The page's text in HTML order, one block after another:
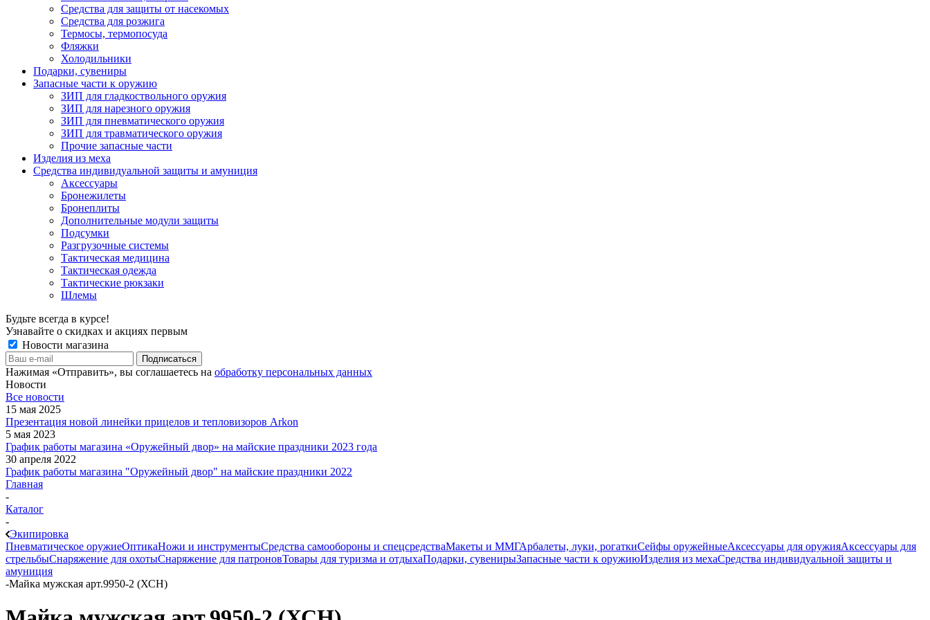
Средства для защиты от насекомых
Средства для розжига
Термосы, термопосуда
Фляжки
Холодильники
Подарки, сувениры
Запасные части к оружию
ЗИП для гладкоствольного оружия
ЗИП для нарезного оружия
ЗИП для пневматического оружия
ЗИП для травматического оружия
Прочие запасные части
Изделия из меха
Средства индивидуальной защиты и амуниция
Аксессуары
Бронежилеты
Бронеплиты
Дополнительные модули защиты
Подсумки
Разгрузочные системы
Тактическая медицина
Тактическая одежда
Тактические рюкзаки
Шлемы
Будьте всегда в курсе!
Узнавайте о скидках и акциях первым
Новости магазина
Нажимая «Отправить», вы соглашаетесь на обработку персональных данных
Новости
Все новости
15 мая 2025
Презентация новой линейки прицелов и тепловизоров Arkon
5 мая 2023
График работы магазина «Оружейный двор» на майские праздники 2023 года
30 апреля 2022
График работы магазина "Оружейный двор" на майские праздники 2022
Главная
-
Каталог
-
Экипировка
Пневматическое оружиеОптикаНожи и инструментыСредства самообороны и спецсредстваМакеты и ММГАрбалеты, луки, рогаткиСейфы оружейныеАксессуары для оружияАксессуары для
стрельбыСнаряжение для охотыСнаряжение для патроновТовары для туризма и отдыхаПодарки, сувенирыЗапасные части к оружиюИзделия из мехаСредства индивидуальной защиты и
амуниция
-Майка мужская арт.9950-2 (ХСН)